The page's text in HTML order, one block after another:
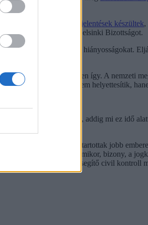
A látogatásokról
jelentések készültek,
levélben is a Magyar Helsinki Bizottságot.
és egyedi hibákat, hiányosságokat.
sajnos, egyáltalán nincsen így. A nemzeti
mechanizmusok nem helyettesítik,
felkeresni börtönt, addig mi ez idő
arra, hogy a fogvatartottak jobb
17 500 szabadul valamikor, bizony, a
a humánus fogvatartást segítő civil kontroll